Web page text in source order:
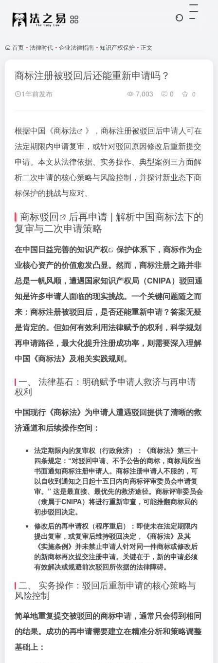
首页 • 法律时代 • 企业法律指南 • 知识产权保护 • 正文
商标注册被驳回后还能重新申请吗？
1年前发布 7,003 0 0
根据中国《商标法
》，商标注册被驳回后申请人可在
法定期限内申请复审，或针对驳回原因修改后重新提交
申请。本文从法律依据、实务操作、典型案例三方面解
析二次申请的核心策略与风险控制，并探讨新业态下商
标保护的挑战与应对。
商标驳回
后再申请 | 解析中国商标法下的
复审与二次申请策略
在中国日益完善的知识产权
保护体系下，商标作为企
业核心资产的价值愈发凸显。然而，商标注册之路并非
总是一帆风顺，遭遇国家知识产权局（CNIPA）驳回通
知是许多申请人面临的现实挑战。一个关键问题随之而
来： 商标注册被驳回后，是否还能重新申请？答案无疑
是肯定的。但如何有效利用法律赋予的权利，科学规划
再申请路径，最大化提升注册成功率，则需要深入理解
中国《商标法》及相关实践规则。
一、 法律基石：明确赋予申请人救济与再申请
权利
中国现行《商标法》为申请人遭遇驳回提供了清晰的救
济通道和后续操作空间：
法定期限内的复审权（行政救济）
：《商标法》第三十
四条规定：“对驳回申请、不予公告的商标，商标局应当
书面通知商标注册申请人。商标注册申请人不服的，可
以自收到通知之日起十五日内向商标评审委员会申请复
审。” 这是最直接、最优先的救济途径。商标评审委员会
（隶属于CNIPA）将进行重新审查，可能推翻商标局的
初步驳回决定。
修改后的再申请权（程序重启）
：即使未在法定期限内
提出复审，或复审后维持驳回决定，《商标法》及其
《实施条例》并未禁止申请人针对同一件商标或修改后
的新商标再次提交注册申请。关键在于，新的申请必须
有效解决或规避前次驳回所依据的法律障碍。
二、 实务操作：驳回后重新申请的核心策略与
风险控制
简单地重复提交被驳回的商标申请，通常只会得到相同
的结果。成功的再申请需要建立在精准分析和策略调整
基础上：